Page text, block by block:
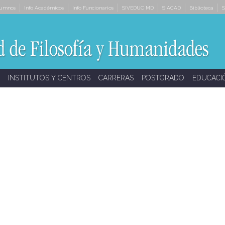
Info Académicos Info Funcionarios SIVEDUC MD SIACAD Biblioteca
INSTITUTOS Y CENTROS CARRERAS POSTGRADO